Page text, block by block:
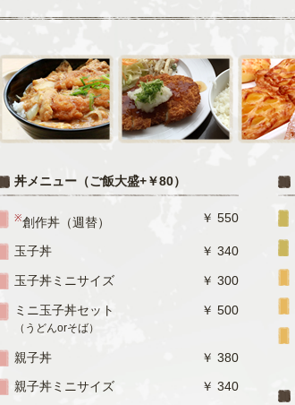
丼メニュー（ご飯大盛+￥80）
※創作丼（週替） ￥ 550
玉子丼 ￥ 340
玉子丼ミニサイズ ￥ 300
ミニ玉子丼セット
（うどんorそば）
￥ 500
親子丼 ￥ 380
親子丼ミニサイズ ￥ 340